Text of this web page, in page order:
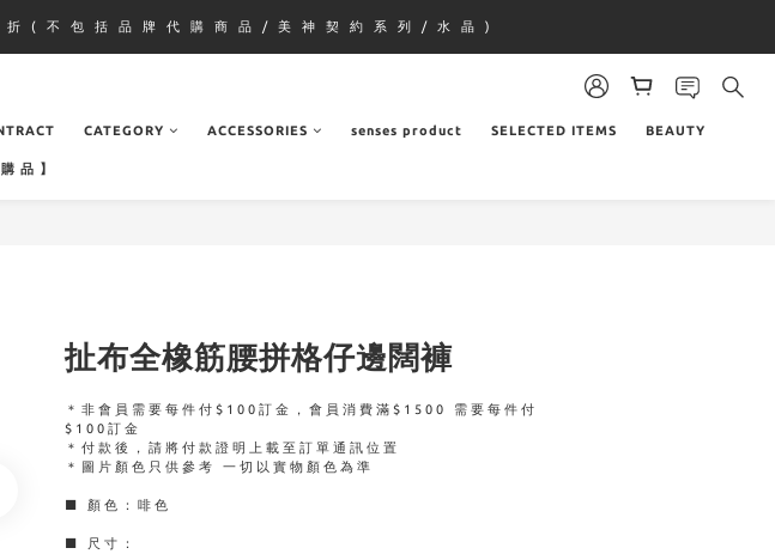
( 不 包 括 品 牌 代 購 商 品 / 美 神 契 約 系 列 / 水 晶 )
CATEGORY ACCESSORIES senses product SELECTED ITEMS BEAUTY
品 】
扯布全橡筋腰拼格仔邊闊褲
＊非會員需要每件付$100訂金，會員消費滿$1500 需要每件付
$100訂金
＊付款後，請將付款證明上載至訂單通訊位置
＊圖片顏色只供參考 一切以實物顏色為準
■ 顏色：啡色
■ 尺寸：